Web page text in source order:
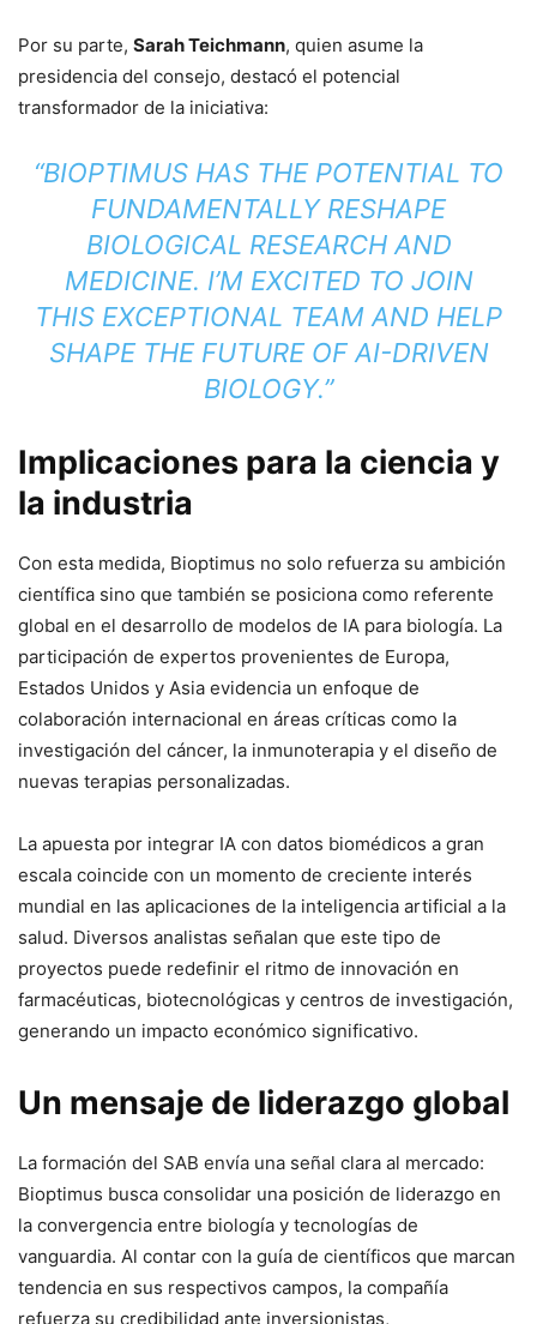
Por su parte, Sarah Teichmann, quien asume la
presidencia del consejo, destacó el potencial
transformador de la iniciativa:
“BIOPTIMUS HAS THE POTENTIAL TO
FUNDAMENTALLY RESHAPE
BIOLOGICAL RESEARCH AND
MEDICINE. I’M EXCITED TO JOIN
THIS EXCEPTIONAL TEAM AND HELP
SHAPE THE FUTURE OF AI-DRIVEN
BIOLOGY.”
Implicaciones para la ciencia y
la industria
Con esta medida, Bioptimus no solo refuerza su ambición
científica sino que también se posiciona como referente
global en el desarrollo de modelos de IA para biología. La
participación de expertos provenientes de Europa,
Estados Unidos y Asia evidencia un enfoque de
colaboración internacional en áreas críticas como la
investigación del cáncer, la inmunoterapia y el diseño de
nuevas terapias personalizadas.
La apuesta por integrar IA con datos biomédicos a gran
escala coincide con un momento de creciente interés
mundial en las aplicaciones de la inteligencia artificial a la
salud. Diversos analistas señalan que este tipo de
proyectos puede redefinir el ritmo de innovación en
farmacéuticas, biotecnológicas y centros de investigación,
generando un impacto económico significativo.
Un mensaje de liderazgo global
La formación del SAB envía una señal clara al mercado:
Bioptimus busca consolidar una posición de liderazgo en
la convergencia entre biología y tecnologías de
vanguardia. Al contar con la guía de científicos que marcan
tendencia en sus respectivos campos, la compañía
refuerza su credibilidad ante inversionistas,